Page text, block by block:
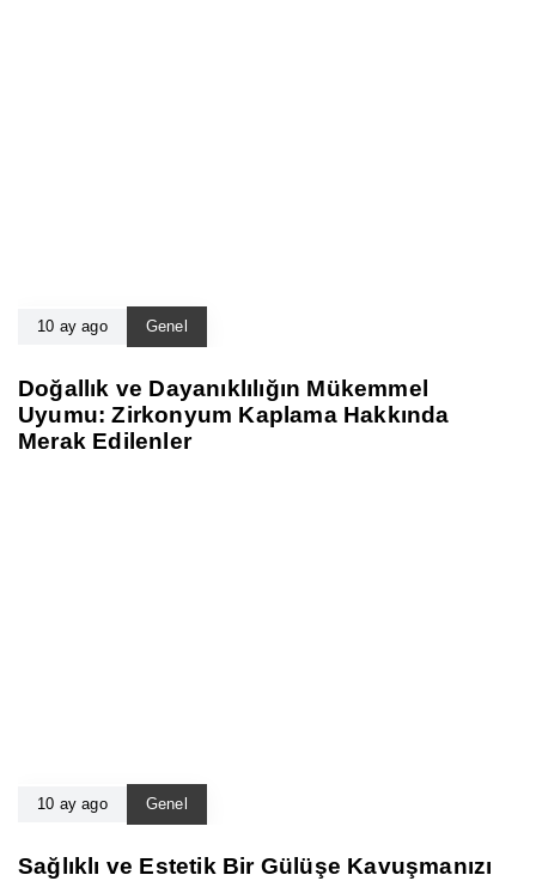
10 ay ago Genel
Doğallık ve Dayanıklılığın Mükemmel
Uyumu: Zirkonyum Kaplama Hakkında
Merak Edilenler
10 ay ago Genel
Sağlıklı ve Estetik Bir Gülüşe Kavuşmanızı